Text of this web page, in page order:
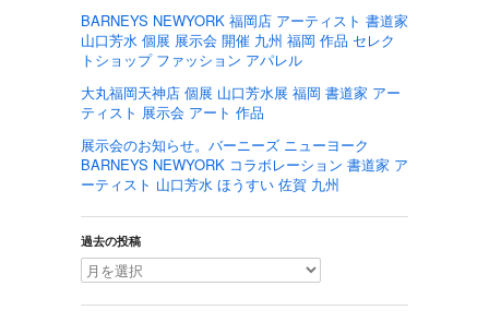
BARNEYS NEWYORK 福岡店 アーティスト 書道家
山口芳水 個展 展示会 開催 九州 福岡 作品 セレク
トショップ ファッション アパレル
大丸福岡天神店 個展 山口芳水展 福岡 書道家 アー
ティスト 展示会 アート 作品
展示会のお知らせ。バーニーズ ニューヨーク
BARNEYS NEWYORK コラボレーション 書道家 ア
ーティスト 山口芳水 ほうすい 佐賀 九州
過去の投稿